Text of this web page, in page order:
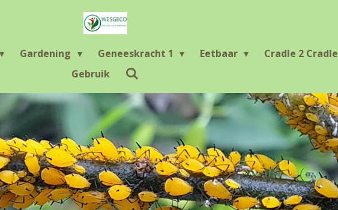
Gardening Geneeskracht 1 Eetbaar Cradle 2 Cradle
Gebruik